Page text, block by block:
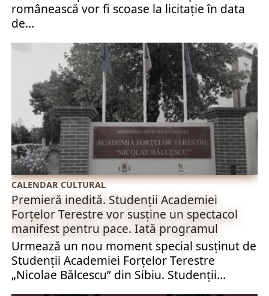
românească vor fi scoase la licitație în data
de...
CALENDAR CULTURAL
Premieră inedită. Studenții Academiei
Forțelor Terestre vor susține un spectacol
manifest pentru pace. Iată programul
Urmează un nou moment special susținut de
Studenții Academiei Forțelor Terestre
„Nicolae Bălcescu” din Sibiu. Studenții...